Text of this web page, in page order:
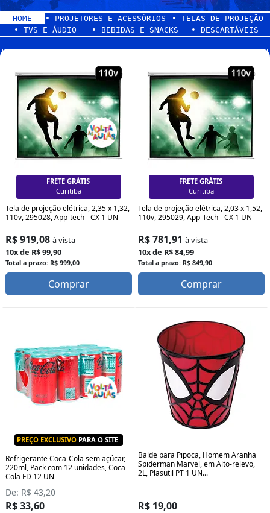
HOME • PROJETORES E ACESSÓRIOS
• TELAS DE PROJEÇÃO
• TVS E ÁUDIO
• BEBIDAS E SNACKS • DESCARTÁVEIS
FRETE GRÁTIS
Curitiba
Tela de projeção elétrica, 2,35 x 1,32,
110v, 295028, App-tech - CX 1 UN
R$ 919,08 à vista
10x de R$ 99,90
Total a prazo: R$ 999,00
Comprar
FRETE GRÁTIS
Curitiba
Tela de projeção elétrica, 2,03 x 1,52,
110v, 295029, App-Tech - CX 1 UN
R$ 781,91 à vista
10x de R$ 84,99
Total a prazo: R$ 849,90
Comprar
PREÇO EXCLUSIVO PARA O SITE
Refrigerante Coca-Cola sem açúcar,
220ml, Pack com 12 unidades, Coca-
Cola FD 12 UN
De: R$ 43,20
R$ 33,60
Balde para Pipoca, Homem Aranha
Spiderman Marvel, em Alto-relevo,
2L, Plasutil PT 1 UN...
R$ 19,00